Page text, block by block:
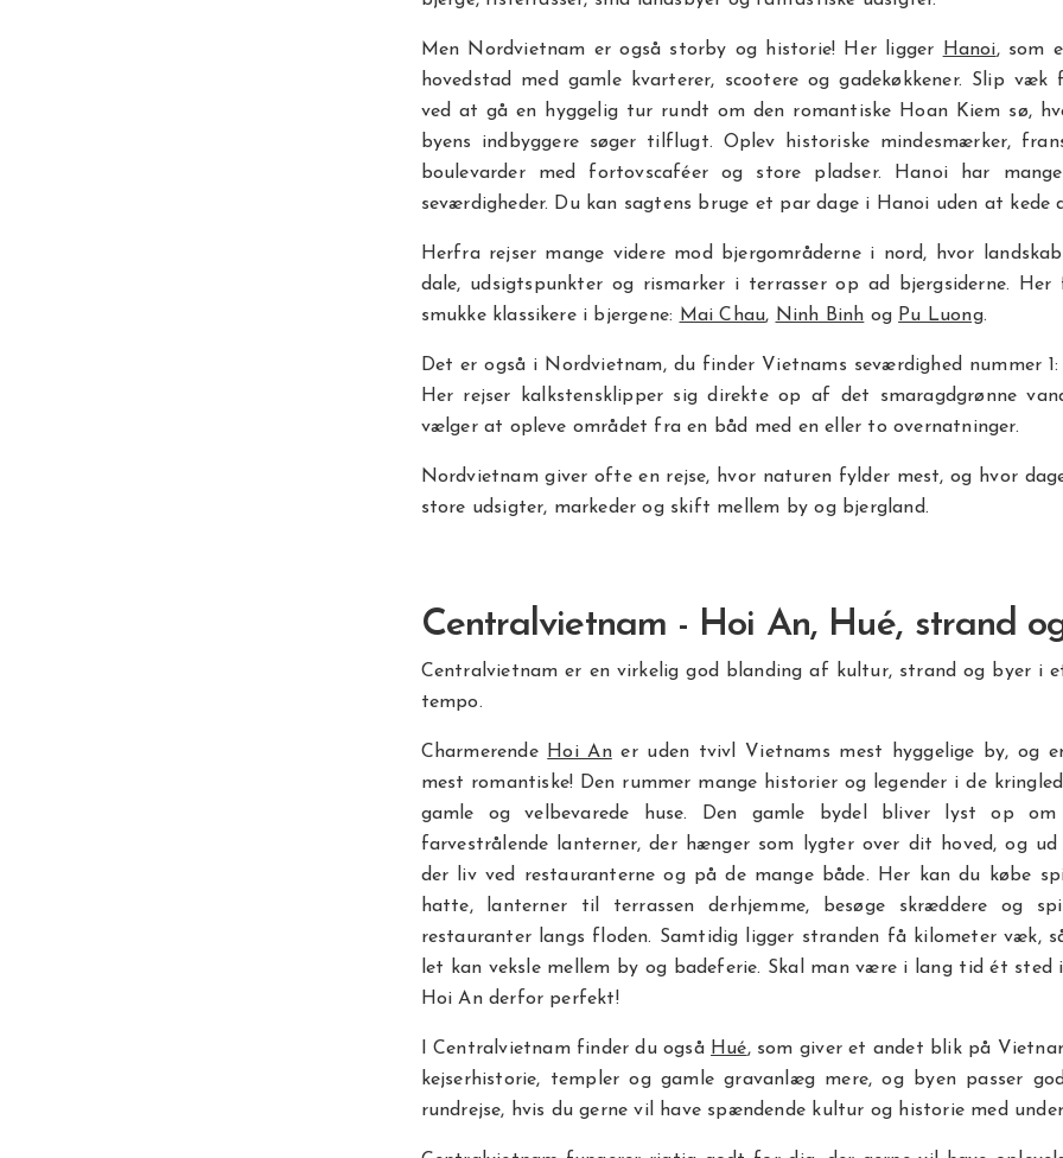
Men Nordvietnam er også storby og historie! Her ligger Hanoi, som
hovedstad med gamle kvarterer, scootere og gadekøkkener. Slip
ved at gå en hyggelig tur rundt om den romantiske Hoan Kiem sø,
byens indbyggere søger tilflugt. Oplev historiske mindesmærker,
boulevarder med fortovscaféer og store pladser. Hanoi har
seværdigheder. Du kan sagtens bruge et par dage i Hanoi uden at kede
Herfra rejser mange videre mod bjergområderne i nord, hvor
dale, udsigtspunkter og rismarker i terrasser op ad bjergsiderne. Her
smukke klassikere i bjergene:
Mai Chau, Ninh Binh og Pu Luong.
Det er også i Nordvietnam, du finder Vietnams seværdighed nummer
Her rejser kalkstensklipper sig direkte op af det smaragdgrønne
vælger at opleve området fra en båd med en eller to overnatninger.
Nordvietnam giver ofte en rejse, hvor naturen fylder mest, og hvor
store udsigter, markeder og skift mellem by og bjergland.
Centralvietnam - Hoi An, Hué, strand
Centralvietnam er en virkelig god blanding af kultur, strand og byer i
tempo.
Charmerende Hoi Aner uden tvivl Vietnams mest hyggelige by, og
mest romantiske! Den rummer mange historier og legender i de
gamle og velbevarede huse. Den gamle bydel bliver lyst op
farvestrålende lanterner, der hænger som lygter over dit hoved, og
der liv ved restauranterne og på de mange både. Her kan du købe
hatte, lanterner til terrassen derhjemme, besøge skræddere og
restauranter langs floden. Samtidig ligger stranden få kilometer væk,
let kan veksle mellem by og badeferie. Skal man være i lang tid ét sted
Hoi An derfor perfekt!
I Centralvietnam finder du også Hué, som giver et andet blik på
kejserhistorie, templer og gamle gravanlæg mere, og byen passer
rundrejse, hvis du gerne vil have spændende kultur og historie med